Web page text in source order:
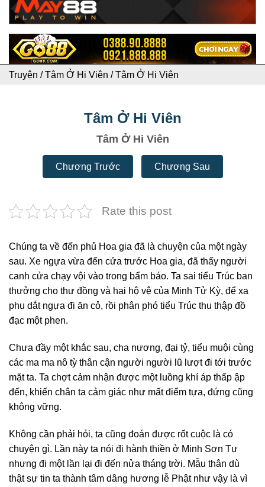
Truyện /Tâm Ở Hi Viên /Tâm Ở Hi Viên
Tâm Ở Hi Viên
Tâm Ở Hi Viên
Chương Trước Chương Sau
Rate this post
Chúng ta về đến phủ Hoa gia đã là chuyện của một ngày
sau. Xe ngựa vừa đến cửa trước Hoa gia, đã thấy người
canh cửa chạy vội vào trong bẩm báo. Ta sai tiểu Trúc ban
thưởng cho thư đồng và hai hộ vệ của Minh Tử Kỳ, để xa
phu dắt ngựa đi ăn cỏ, rồi phân phó tiểu Trúc thu thập đồ
đạc một phen.
Chưa đầy một khắc sau, cha nương, đại tỷ, tiểu muội cùng
các ma ma nô tỳ thân cận người người lũ lượt đi tới trước
mặt ta. Ta chợt cảm nhận được một luồng khí áp thấp ập
đến, khiến chân ta cảm giác như mất điểm tựa, đứng cũng
không vững.
Không cần phải hỏi, ta cũng đoán được rốt cuộc là có
chuyện gì. Lần này ta nói đi hành thiền ở Minh Sơn Tự
nhưng đi một lần lại đi đến nửa tháng trời. Mẫu thân dù
thật sự tin ta thành tâm dâng hương lễ Phật như vậy là vì